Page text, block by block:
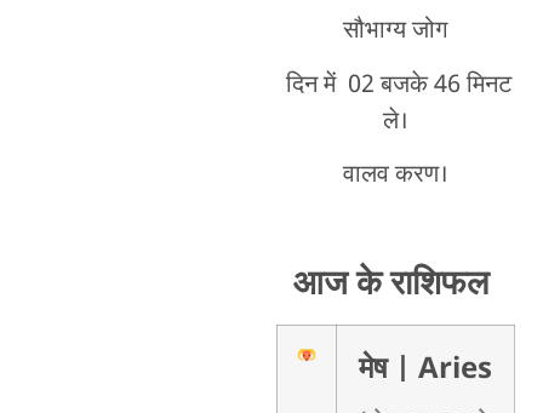
सौभाग्य जोग
दिन में 02 बजके 46 मिनट
ले।
वालव करण।
आज के राशिफल
मेष | Aries